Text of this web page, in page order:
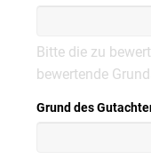
Bitte die zu
bewertende
Grund des